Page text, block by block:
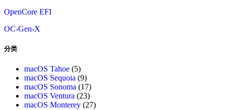
OpenCore EFI
OC-Gen-X
分类
macOS Tahoe (5)
macOS Sequoia (9)
macOS Sonoma (17)
macOS Ventura (23)
macOS Monterey (27)